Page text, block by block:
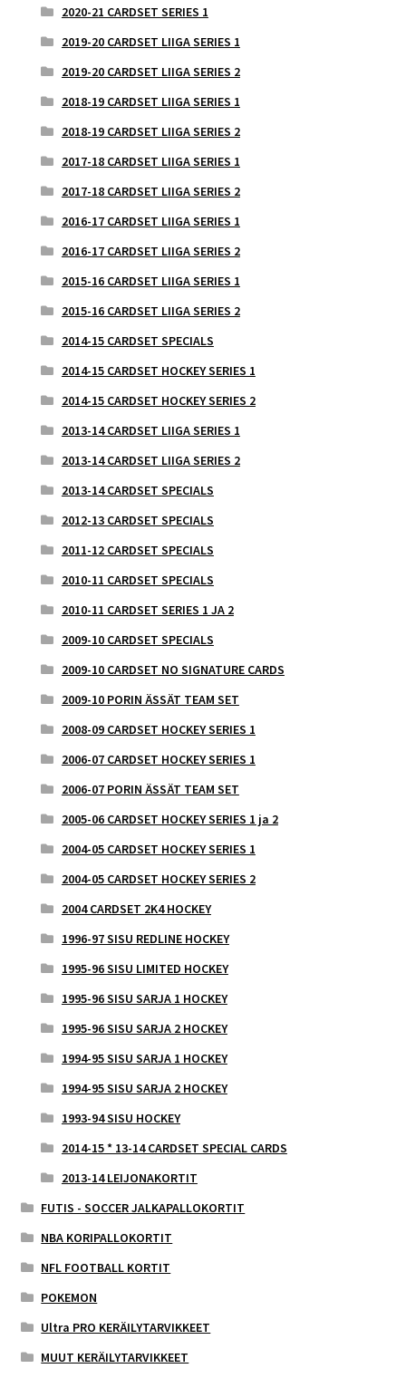
2020-21 CARDSET SERIES 1
2019-20 CARDSET LIIGA SERIES 1
2019-20 CARDSET LIIGA SERIES 2
2018-19 CARDSET LIIGA SERIES 1
2018-19 CARDSET LIIGA SERIES 2
2017-18 CARDSET LIIGA SERIES 1
2017-18 CARDSET LIIGA SERIES 2
2016-17 CARDSET LIIGA SERIES 1
2016-17 CARDSET LIIGA SERIES 2
2015-16 CARDSET LIIGA SERIES 1
2015-16 CARDSET LIIGA SERIES 2
2014-15 CARDSET SPECIALS
2014-15 CARDSET HOCKEY SERIES 1
2014-15 CARDSET HOCKEY SERIES 2
2013-14 CARDSET LIIGA SERIES 1
2013-14 CARDSET LIIGA SERIES 2
2013-14 CARDSET SPECIALS
2012-13 CARDSET SPECIALS
2011-12 CARDSET SPECIALS
2010-11 CARDSET SPECIALS
2010-11 CARDSET SERIES 1 JA 2
2009-10 CARDSET SPECIALS
2009-10 CARDSET NO SIGNATURE CARDS
2009-10 PORIN ÄSSÄT TEAM SET
2008-09 CARDSET HOCKEY SERIES 1
2006-07 CARDSET HOCKEY SERIES 1
2006-07 PORIN ÄSSÄT TEAM SET
2005-06 CARDSET HOCKEY SERIES 1 ja 2
2004-05 CARDSET HOCKEY SERIES 1
2004-05 CARDSET HOCKEY SERIES 2
2004 CARDSET 2K4 HOCKEY
1996-97 SISU REDLINE HOCKEY
1995-96 SISU LIMITED HOCKEY
1995-96 SISU SARJA 1 HOCKEY
1995-96 SISU SARJA 2 HOCKEY
1994-95 SISU SARJA 1 HOCKEY
1994-95 SISU SARJA 2 HOCKEY
1993-94 SISU HOCKEY
2014-15 * 13-14 CARDSET SPECIAL CARDS
2013-14 LEIJONAKORTIT
FUTIS - SOCCER JALKAPALLOKORTIT
NBA KORIPALLOKORTIT
NFL FOOTBALL KORTIT
POKEMON
Ultra PRO KERÄILYTARVIKKEET
MUUT KERÄILYTARVIKKEET